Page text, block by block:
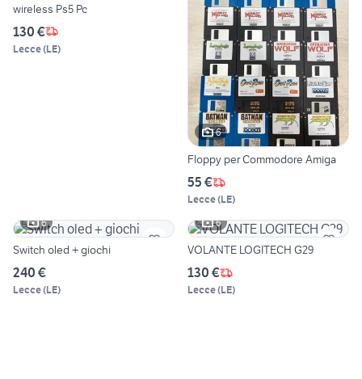
wireless Ps5 Pc
130 €
Lecce(LE)
6
Floppy per Commodore Amiga
55 €
Lecce(LE)
6
Switch oled + giochi
240 €
Lecce(LE)
6
VOLANTE LOGITECH G29
130 €
Lecce(LE)